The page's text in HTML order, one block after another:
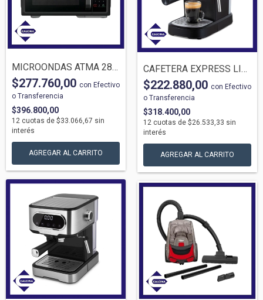
MICROONDAS ATMA 28LTS DIGITALGB28UAP + G...
$396.800,00
$277.760,00 con Efectivo
o Transferencia
12 cuotas de $33.066,67 sin
interés
CAFETERA EXPRESS LILIANA AC980 20 BARES...
$318.400,00
$222.880,00 con Efectivo
o Transferencia
12 cuotas de $26.533,33 sin
interés